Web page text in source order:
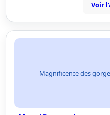
Voir
Magnificence des